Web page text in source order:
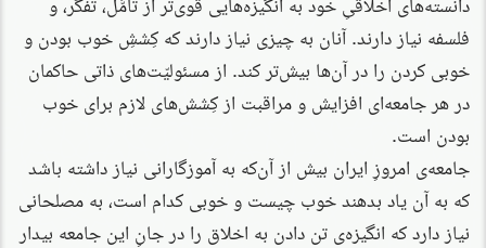
فلسفه نیاز دارند. آنان به چیزی نیاز دارند که کِششِ خوب بودن و
خوبی کردن را در آن‌ها بیش‌تر کند. از مسئولیّت‌های ذاتی حاکمان
در هر جامعه‌ای افزایش و مراقبت از کِشش‌های لازم برای خوب
بودن است.
جامعه‌ی امروزِ ایران بیش از آن‌که به آموزگارانی نیاز داشته باشد
که به آن یاد بدهند خوب چیست و خوبی کدام است، به مصلحانی
نیاز دارد که انگیزه‌ی تن دادن به اخلاق را در جانِ این جامعه بیدار